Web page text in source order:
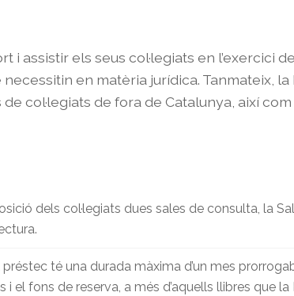
assistir els seus col·legiats en l’exercici
en matèria jurídica. Tanmateix,
col·legiats de fora de Catalunya, així com
dels col·legiats dues sales de consulta, la
préstec té una durada màxima d’un mes
i el fons de reserva, a més d’aquells llibres que